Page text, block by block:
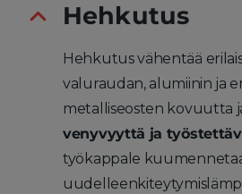
Hehkutus
Hehkutus vähentää
valuraudan, alumiinin ja
metalliseosten kovuutta
venyvyyttä ja
työkappale